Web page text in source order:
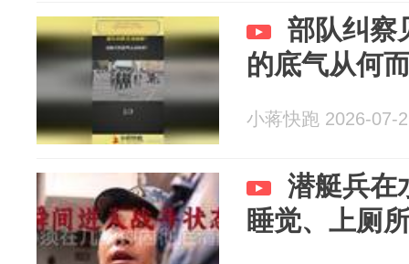
部队纠察
的底气从何
小蒋快跑 2026-07-
潜艇兵在
睡觉、上厕